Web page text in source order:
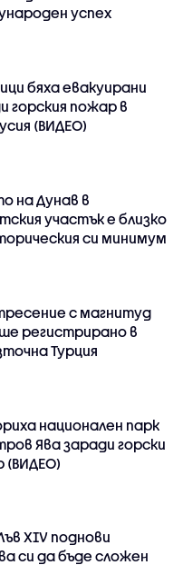
успех
бяха евакуирани
горския пожар в
(ВИДЕО)
на Дунав в
участък е близко
си минимум
с магнитуд
регистрирано в
Турция
национален парк
Ява заради горски
(ВИДЕО)
XIV поднови
си да бъде сложен